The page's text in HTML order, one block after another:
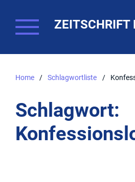
Home / Schlagwortliste /
Schlagwort: